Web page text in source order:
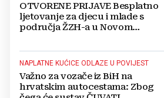
OTVORENE PRIJAVE Besplatno
ljetovanje za djecu i mlade s
područja ŽZH-a u Novom
NAPLATNE KUĆICE ODLAZE U POVIJEST
Važno za vozače iz BiH na
hrvatskim autocestama: Zbog